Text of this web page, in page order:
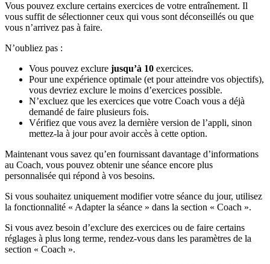
Vous pouvez exclure certains exercices de votre entraînement. Il
vous suffit de sélectionner ceux qui vous sont déconseillés ou que
vous n’arrivez pas à faire.
N’oubliez pas :
Vous pouvez exclure jusqu’à 10 exercices.
Pour une expérience optimale (et pour atteindre vos objectifs),
vous devriez exclure le moins d’exercices possible.
N’excluez que les exercices que votre Coach vous a déjà
demandé de faire plusieurs fois.
Vérifiez que vous avez la dernière version de l’appli, sinon
mettez-la à jour pour avoir accès à cette option.
Maintenant vous savez qu’en fournissant davantage d’informations
au Coach, vous pouvez obtenir une séance encore plus
personnalisée qui répond à vos besoins.
Si vous souhaitez uniquement modifier votre séance du jour, utilisez
la fonctionnalité « Adapter la séance » dans la section « Coach ».
Si vous avez besoin d’exclure des exercices ou de faire certains
réglages à plus long terme, rendez-vous dans les paramètres de la
section « Coach ».